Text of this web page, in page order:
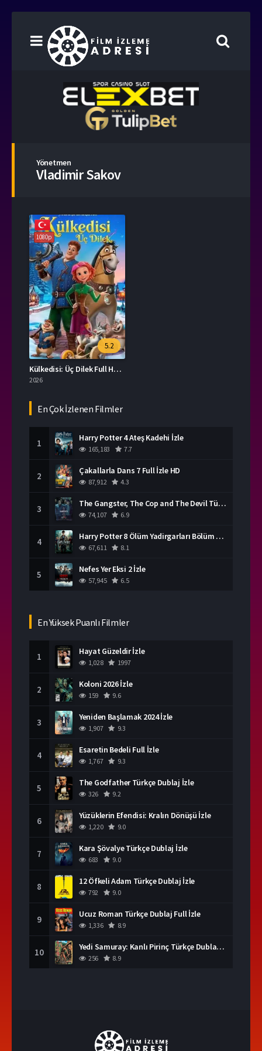
Yönetmen
Vladimir Sakov
1080p
5.2
Külkedisi: Üç Dilek Full HD İzle
2026
En Çok İzlenen Filmler
1 Harry Potter 4 Ateş Kadehi İzle
165,183 7.7
2 Çakallarla Dans 7 Full İzle HD
87,912 4.3
3 The Gangster, The Cop and The Devil Türkçe Dublaj İzle
74,107 6.9
4 Harry Potter 8 Ölüm Yadirgarları Bölüm 2 İzle
67,611 8.1
5 Nefes Yer Eksi 2 İzle
57,945 6.5
En Yüksek Puanlı Filmler
1 Hayat Güzeldir İzle
1,028 1997
2 Koloni 2026 İzle
159 9.6
3 Yeniden Başlamak 2024 İzle
1,907 9.3
4 Esaretin Bedeli Full İzle
1,767 9.3
5 The Godfather Türkçe Dublaj İzle
326 9.2
6 Yüzüklerin Efendisi: Kralın Dönüşü İzle
1,220 9.0
7 Kara Şövalye Türkçe Dublaj İzle
683 9.0
8 12 Öfkeli Adam Türkçe Dublaj İzle
792 9.0
9 Ucuz Roman Türkçe Dublaj Full İzle
1,336 8.9
10 Yedi Samuray: Kanlı Pirinç Türkçe Dublaj İzle
256 8.9